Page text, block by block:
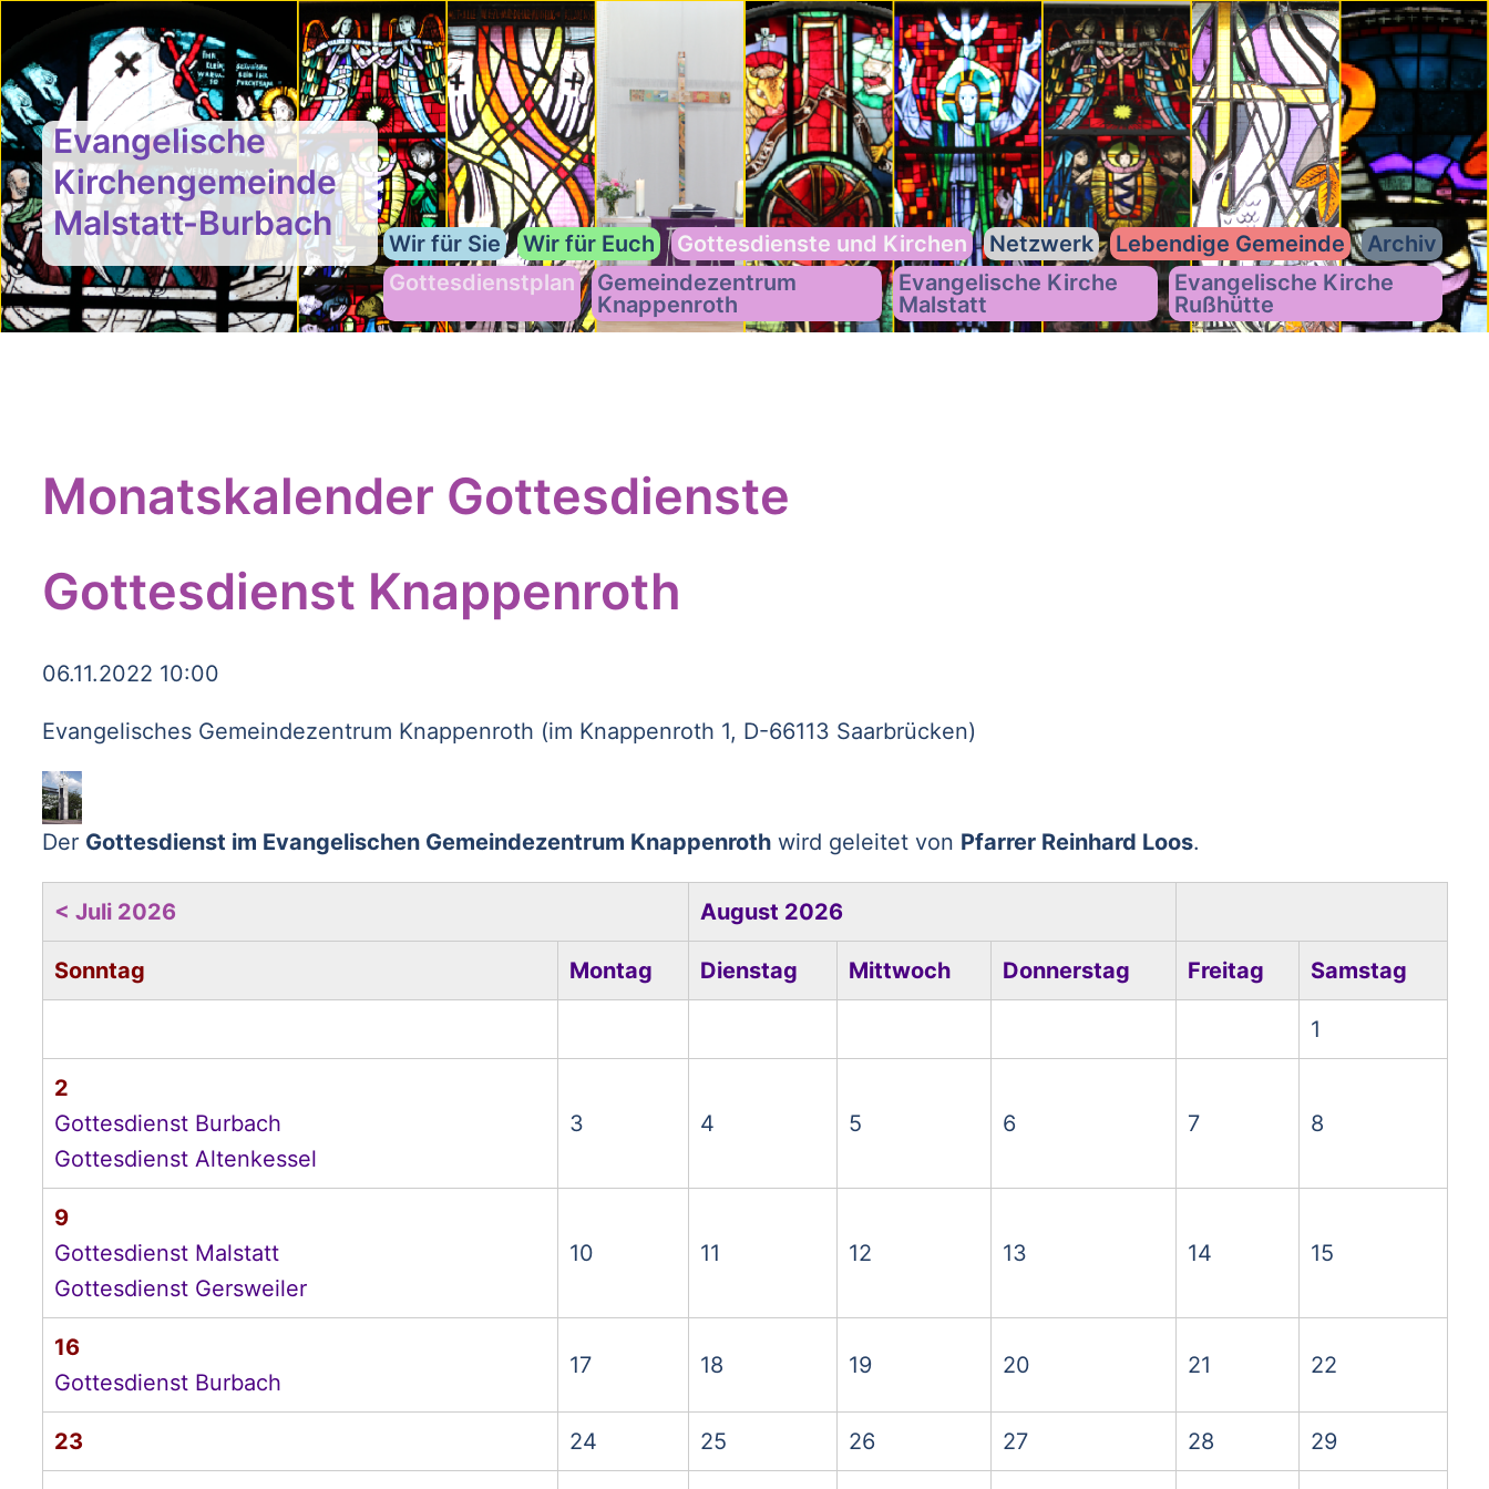
Evangelische
Kirchengemeinde
Malstatt-Burbach
Wir für Sie Wir für Euch
Gottesdienste und Kirchen
Gottesdienstplan
Gemeindezentrum
Knappenroth
Evangelische Kirche
Malstatt
Evangelische Kirche
Rußhütte
Netzwerk Lebendige Gemeinde Archiv
Monatskalender Gottesdienste
Gottesdienst Knappenroth
06.11.2022 10:00
Evangelisches Gemeindezentrum Knappenroth (im Knappenroth 1, D-66113 Saarbrücken)
Der Gottesdienst im Evangelischen Gemeindezentrum Knappenrothwird geleitet von Pfarrer Reinhard Loos.
< Juli 2026 August 2026
Sonntag Montag Dienstag Mittwoch Donnerstag Freitag Samstag
1
2
Gottesdienst Burbach
Gottesdienst Altenkessel
3 4 5 6 7 8
9
Gottesdienst Malstatt
Gottesdienst Gersweiler
10 11 12 13 14 15
16
Gottesdienst Burbach
17 18 19 20 21 22
23 24 25 26 27 28 29